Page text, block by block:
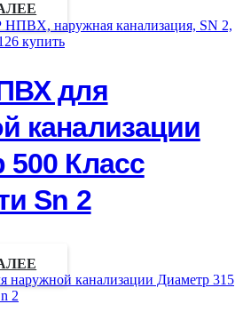
для
канализации
Класс
Sn 2